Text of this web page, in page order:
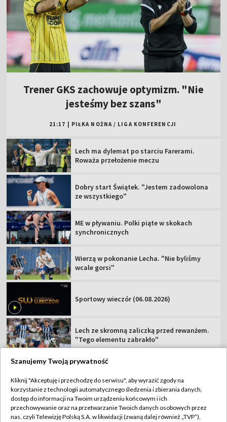
Trener GKS zachowuje optymizm. "Nie
jesteśmy bez szans"
21:17 PIŁKA NOŻNA / LIGA KONFERENCJI
Lech ma dylemat po starciu Farerami.
Roważa przełożenie meczu
Dobry start Świątek. "Jestem zadowolona
ze wszystkiego"
ME w pływaniu. Polki piąte w skokach
synchronicznych
Wierzą w pokonanie Lecha. "Nie byliśmy
wcale gorsi"
Sportowy wieczór (06.08.2026)
Lech ze skromną zaliczką przed rewanżem.
"Tego elementu zabrakło"
TVP
Abonament TVP
Regulamin TVP
Szanujemy Twoją prywatność
Kliknij "Akceptuję i przechodzę do serwisu", aby wyrazić zgody na
korzystanie z technologii automatycznego śledzenia i zbierania danych,
dostęp do informacji na Twoim urządzeniu końcowym i ich
przechowywanie oraz na przetwarzanie Twoich danych osobowych przez
nas, czyli Telewizję Polską S.A. w likwidacji (zwaną dalej również „TVP”),